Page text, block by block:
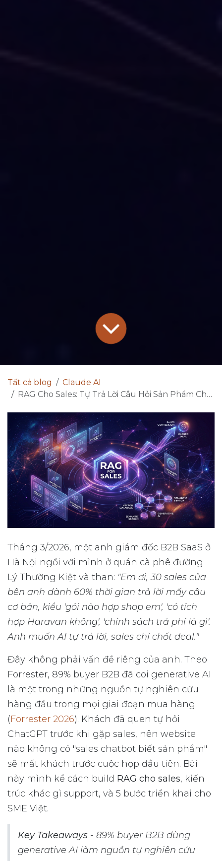
Tất cả blog
Claude AI
RAG Cho Sales: Tự Trả Lời Câu Hỏi Sản Phẩm Cho Khách 2026
Tháng 3/2026, một anh giám đốc B2B SaaS ở
Hà Nội ngồi với mình ở quán cà phê đường
Lý Thường Kiệt và than: "Em ơi, 30 sales của
bên anh dành 60% thời gian trả lời mấy câu
cơ bản, kiểu 'gói nào hợp shop em', 'có tích
hợp Haravan không', 'chính sách trả phí là gì'.
Anh muốn AI tự trả lời, sales chỉ chốt deal."
Đây không phải vấn đề riêng của anh. Theo
Forrester, 89% buyer B2B đã coi generative AI
là một trong những nguồn tự nghiên cứu
hàng đầu trong mọi giai đoạn mua hàng
(Forrester 2026). Khách đã quen tự hỏi
ChatGPT trước khi gặp sales, nên website
nào không có "sales chatbot biết sản phẩm"
sẽ mất khách trước cuộc họp đầu tiên. Bài
này mình kể cách build RAG cho sales, kiến
trúc khác gì support, và 5 bước triển khai cho
SME Việt.
Key Takeaways - 89% buyer B2B dùng
generative AI làm nguồn tự nghiên cứu